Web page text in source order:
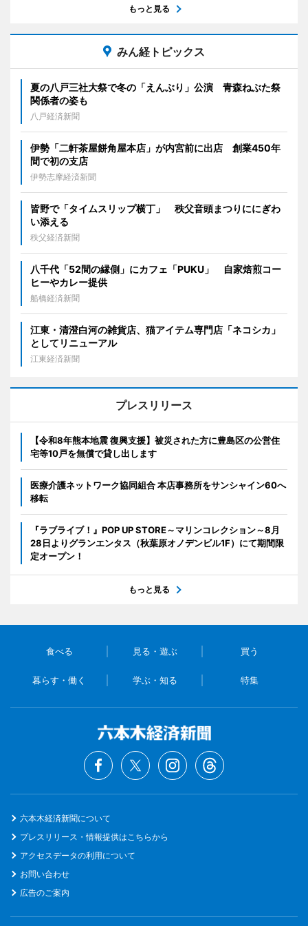
もっと見る
みん経トピックス
夏の八戸三社大祭で冬の「えんぶり」公演 青森ねぶた祭
関係者の姿も
八戸経済新聞
伊勢「二軒茶屋餅角屋本店」が内宮前に出店 創業450年
間で初の支店
伊勢志摩経済新聞
皆野で「タイムスリップ横丁」 秩父音頭まつりににぎわ
い添える
秩父経済新聞
八千代「52間の縁側」にカフェ「PUKU」 自家焙煎コー
ヒーやカレー提供
船橋経済新聞
江東・清澄白河の雑貨店、猫アイテム専門店「ネコシカ」
としてリニューアル
江東経済新聞
プレスリリース
【令和8年熊本地震 復興支援】被災された方に豊島区の公営住
宅等10戸を無償で貸し出します
医療介護ネットワーク協同組合 本店事務所をサンシャイン60へ
移転
『ラブライブ！』POP UP STORE～マリンコレクション～8月
28日よりグランエンタス（秋葉原オノデンビル1F）にて期間限
定オープン！
もっと見る
食べる 見る・遊ぶ 買う
暮らす・働く 学ぶ・知る 特集
六本木経済新聞について
プレスリリース・情報提供はこちらから
アクセスデータの利用について
お問い合わせ
広告のご案内